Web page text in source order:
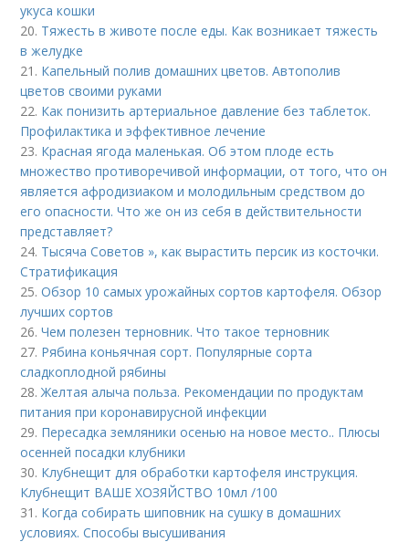
укуса кошки
20. Тяжесть в животе после еды. Как возникает тяжесть
в желудке
21. Капельный полив домашних цветов. Автополив
цветов своими руками
22. Как понизить артериальное давление без таблеток.
Профилактика и эффективное лечение
23. Красная ягода маленькая. Об этом плоде есть
множество противоречивой информации, от того, что он
является афродизиаком и молодильным средством до
его опасности. Что же он из себя в действительности
представляет?
24. Тысяча Советов », как вырастить персик из косточки.
Стратификация
25.Обзор 10 самых урожайных сортов картофеля. Обзор
лучших сортов
26.Чем полезен терновник. Что такое терновник
27. Рябина коньячная сорт. Популярные сорта
сладкоплодной рябины
28.Желтая алыча польза. Рекомендации по продуктам
питания при коронавирусной инфекции
29. Пересадка земляники осенью на новое место.. Плюсы
осенней посадки клубники
30. Клубнещит для обработки картофеля инструкция.
Клубнещит ВАШЕ ХОЗЯЙСТВО 10мл /100
31. Когда собирать шиповник на сушку в домашних
условиях. Способы высушивания